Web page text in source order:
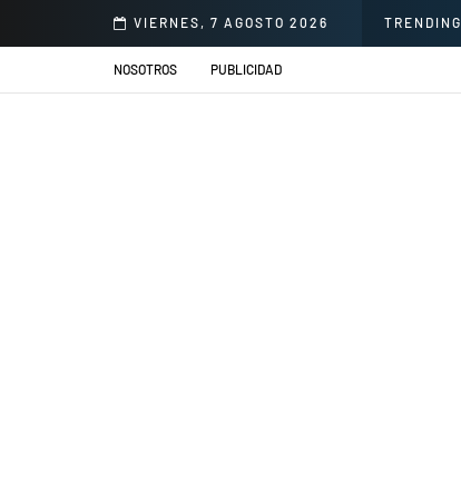
VIERNES, 7 AGOSTO 2026 TRENDING
Delgado para mejorar la atención en salud
NOSOTROS PUBLICIDAD